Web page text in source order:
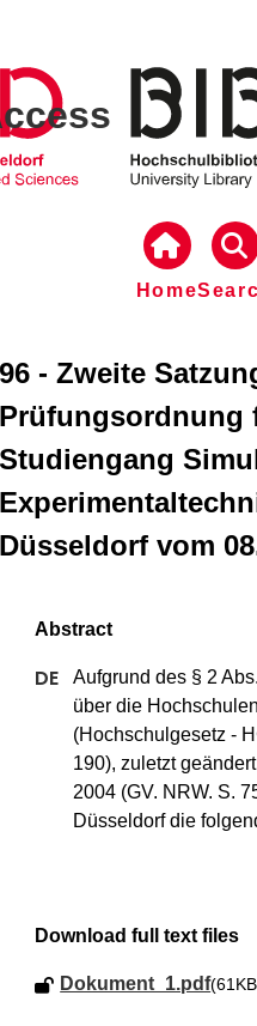
Home
96 - Zweite
Prüfungsordnung
Studiengang
Düsseldorf vom
Aufgrund des § 2
über die
(Hochschulgesetz -
190), zuletzt
2004 (GV. NRW. S.
Düsseldorf die
Download full text files
Dokument_1.pdf